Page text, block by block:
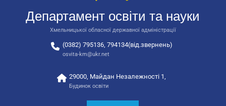
національно-патріотичне
виховання
Департамент освіти та науки
Хмельницької обласної державної адміністрації
(0382) 795136, 794134(від.звернень)
osvita-km@ukr.net
29000, Майдан Незалежності 1,
Будинок освіти